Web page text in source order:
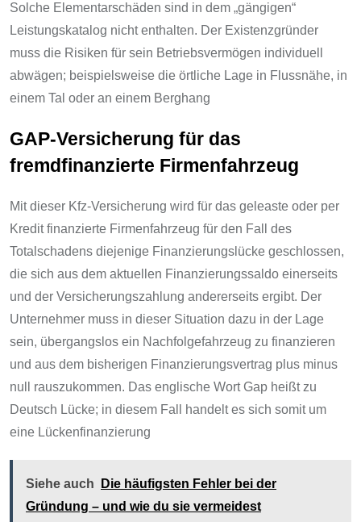
Solche Elementarschäden sind in dem „gängigen“
Leistungskatalog nicht enthalten. Der Existenzgründer
muss die Risiken für sein Betriebsvermögen individuell
abwägen; beispielsweise die örtliche Lage in Flussnähe, in
einem Tal oder an einem Berghang
GAP-Versicherung für das
fremdfinanzierte Firmenfahrzeug
Mit dieser Kfz-Versicherung wird für das geleaste oder per
Kredit finanzierte Firmenfahrzeug für den Fall des
Totalschadens diejenige Finanzierungslücke geschlossen,
die sich aus dem aktuellen Finanzierungssaldo einerseits
und der Versicherungszahlung andererseits ergibt. Der
Unternehmer muss in dieser Situation dazu in der Lage
sein, übergangslos ein Nachfolgefahrzeug zu finanzieren
und aus dem bisherigen Finanzierungsvertrag plus minus
null rauszukommen. Das englische Wort Gap heißt zu
Deutsch Lücke; in diesem Fall handelt es sich somit um
eine Lückenfinanzierung
Siehe auch
Die häufigsten Fehler bei der
Gründung – und wie du sie vermeidest